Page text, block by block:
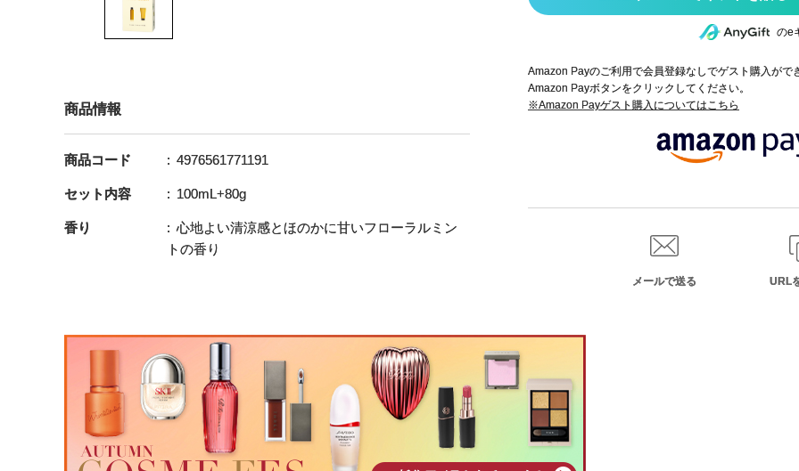
のe
Amazon Payのご利用で会員登録なしでゲスト購入がで
Amazon Payボタンをクリックしてください。
※Amazon Payゲスト購入についてはこちら
メールで送る URL
商品情報
商品コード 4976561771191
セット内容 100mL+80g
香り
心地よい清涼感とほのかに甘いフローラルミン
トの香り